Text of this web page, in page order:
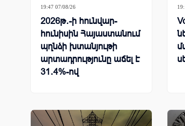
19:47 07/08/26
2026թ․-ի հունվար-
հունիսին Հայաստանում
պղնձի խտանյութի
արտադրությունը աճել է
31․4%-ով